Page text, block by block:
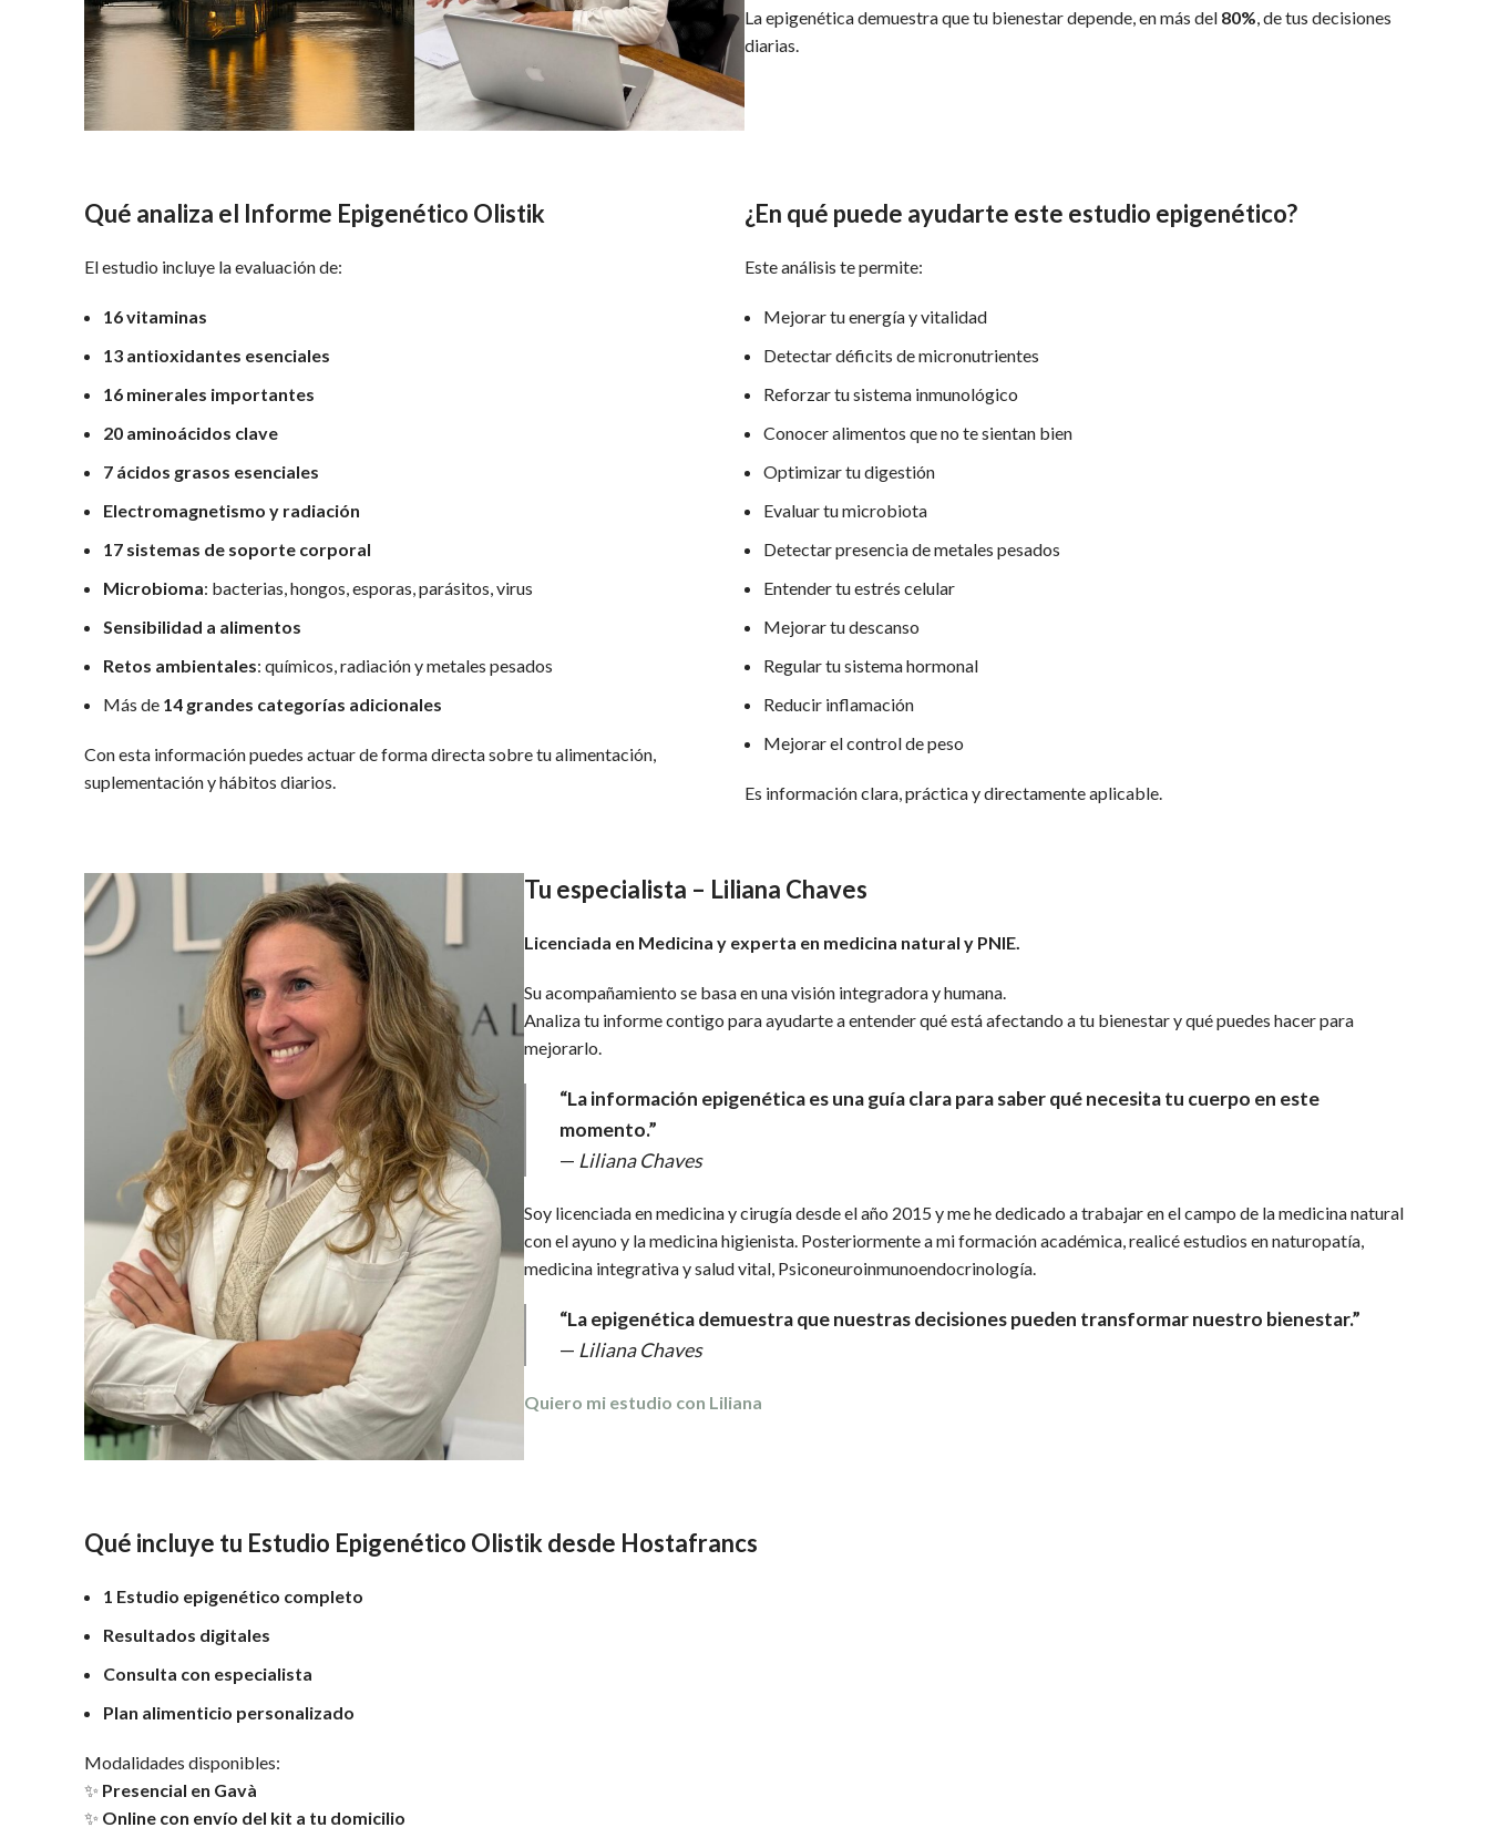
La epigenética demuestra que tu bienestar depende, en más del 80%, de tus decisiones
diarias.
Qué analiza el Informe Epigenético Olistik
El estudio incluye la evaluación de:
16 vitaminas
13 antioxidantes esenciales
16 minerales importantes
20 aminoácidos clave
7 ácidos grasos esenciales
Electromagnetismo y radiación
17 sistemas de soporte corporal
Microbioma: bacterias, hongos, esporas, parásitos, virus
Sensibilidad a alimentos
Retos ambientales: químicos, radiación y metales pesados
Más de 14 grandes categorías adicionales
Con esta información puedes actuar de forma directa sobre tu alimentación,
suplementación y hábitos diarios.
¿En qué puede ayudarte este estudio epigenético?
Este análisis te permite:
Mejorar tu energía y vitalidad
Detectar déficits de micronutrientes
Reforzar tu sistema inmunológico
Conocer alimentos que no te sientan bien
Optimizar tu digestión
Evaluar tu microbiota
Detectar presencia de metales pesados
Entender tu estrés celular
Mejorar tu descanso
Regular tu sistema hormonal
Reducir inflamación
Mejorar el control de peso
Es información clara, práctica y directamente aplicable.
Tu especialista – Liliana Chaves
Licenciada en Medicina y experta en medicina natural y PNIE.
Su acompañamiento se basa en una visión integradora y humana.
Analiza tu informe contigo para ayudarte a entender qué está afectando a tu bienestar y qué puedes hacer para
mejorarlo.
“La información epigenética es una guía clara para saber qué necesita tu cuerpo en este
momento.”
— Liliana Chaves
Soy licenciada en medicina y cirugía desde el año 2015 y me he dedicado a trabajar en el campo de la medicina natural
con el ayuno y la medicina higienista. Posteriormente a mi formación académica, realicé estudios en naturopatía,
medicina integrativa y salud vital, Psiconeuroinmunoendocrinología.
“La epigenética demuestra que nuestras decisiones pueden transformar nuestro bienestar.”
— Liliana Chaves
Quiero mi estudio con Liliana
Qué incluye tu Estudio Epigenético Olistik desde Hostafrancs
1 Estudio epigenético completo
Resultados digitales
Consulta con especialista
Plan alimenticio personalizado
Modalidades disponibles:
✨ Presencial en Gavà
✨ Online con envío del kit a tu domicilio